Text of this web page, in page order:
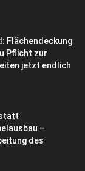
Flächendeckung
Pflicht zur
jetzt endlich
–
des